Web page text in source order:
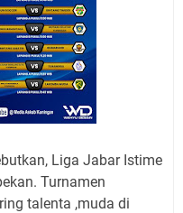
Liga Jabar Istime
Turnamen
talenta ,muda di